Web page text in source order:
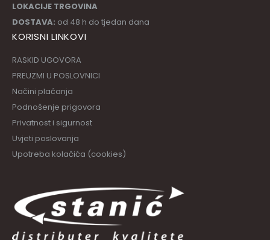
LOKACIJE TRGOVINA
DOSTAVA: od 48 h do tjedan dana
KORISNI LINKOVI
RASKID UGOVORA
PREUZMI U POSLOVNICI
Načini plaćanja
Podnošenje prigovora
Privatnost i sigurnost
Uvjeti poslovanja
Upotreba kolačića (cookies)